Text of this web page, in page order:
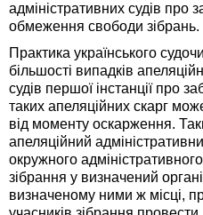
адміністративних судів про
обмеження свободи зібрань.
Практика українського
більшості випадків
судів першої інстанції про
таких апеляційних скарг
від моменту оскарження.
апеляційний
окружного
зібрання у визначений
визначеному ними ж місці,